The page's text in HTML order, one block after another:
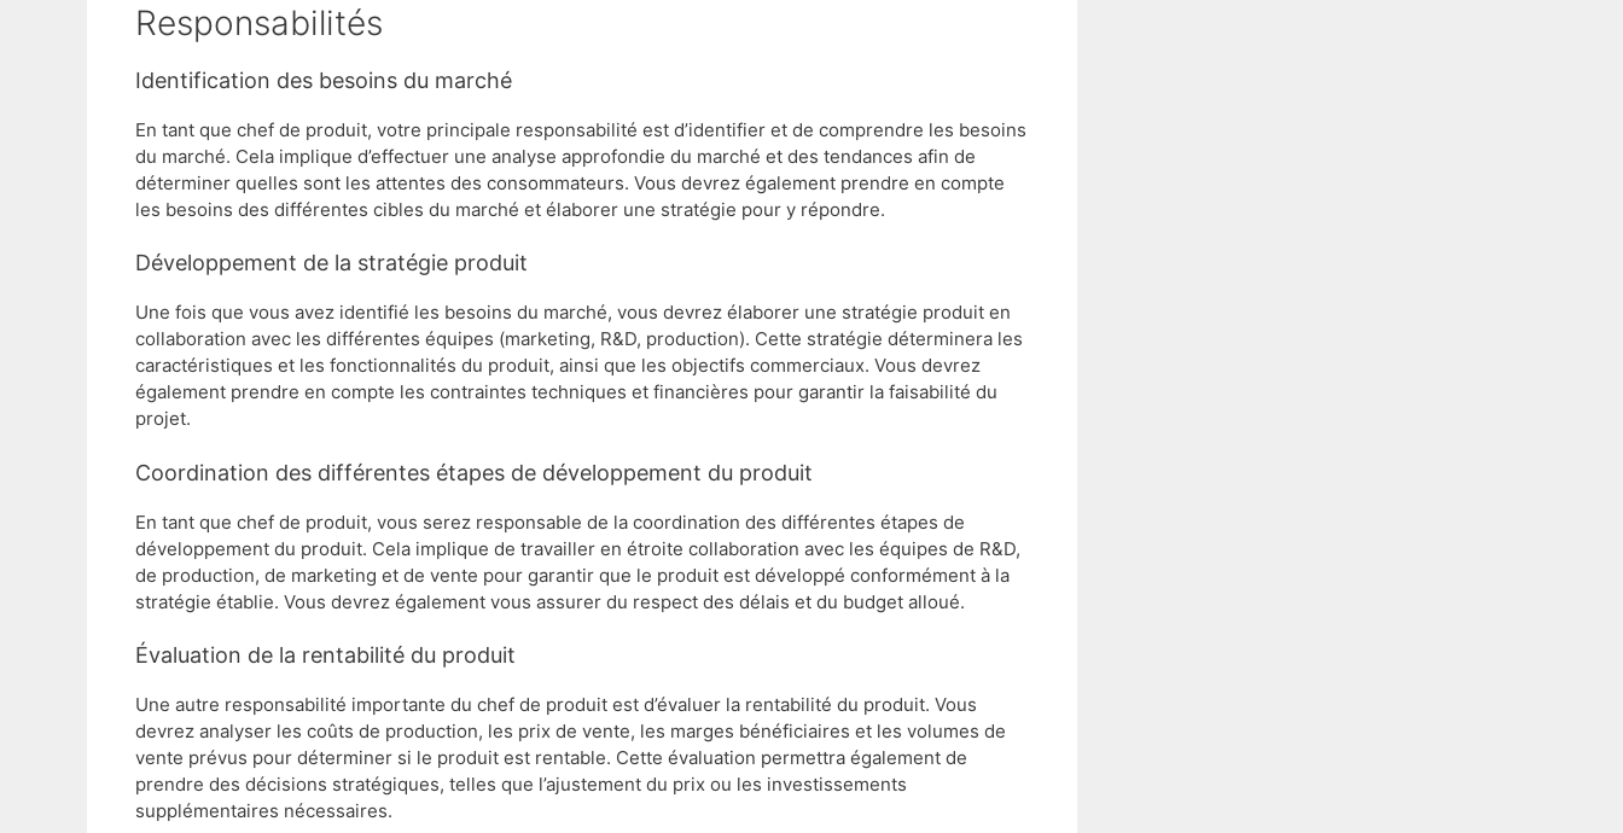
Responsabilités
Identification des besoins du marché
En tant que chef de produit, votre principale responsabilité est d’identifier et de comprendre les besoins
du marché. Cela implique d’effectuer une analyse approfondie du marché et des tendances afin de
déterminer quelles sont les attentes des consommateurs. Vous devrez également prendre en compte
les besoins des différentes cibles du marché et élaborer une stratégie pour y répondre.
Développement de la stratégie produit
Une fois que vous avez identifié les besoins du marché, vous devrez élaborer une stratégie produit en
collaboration avec les différentes équipes (marketing, R&D, production). Cette stratégie déterminera les
caractéristiques et les fonctionnalités du produit, ainsi que les objectifs commerciaux. Vous devrez
également prendre en compte les contraintes techniques et financières pour garantir la faisabilité du
projet.
Coordination des différentes étapes de développement du produit
En tant que chef de produit, vous serez responsable de la coordination des différentes étapes de
développement du produit. Cela implique de travailler en étroite collaboration avec les équipes de R&D,
de production, de marketing et de vente pour garantir que le produit est développé conformément à la
stratégie établie. Vous devrez également vous assurer du respect des délais et du budget alloué.
Évaluation de la rentabilité du produit
Une autre responsabilité importante du chef de produit est d’évaluer la rentabilité du produit. Vous
devrez analyser les coûts de production, les prix de vente, les marges bénéficiaires et les volumes de
vente prévus pour déterminer si le produit est rentable. Cette évaluation permettra également de
prendre des décisions stratégiques, telles que l’ajustement du prix ou les investissements
supplémentaires nécessaires.